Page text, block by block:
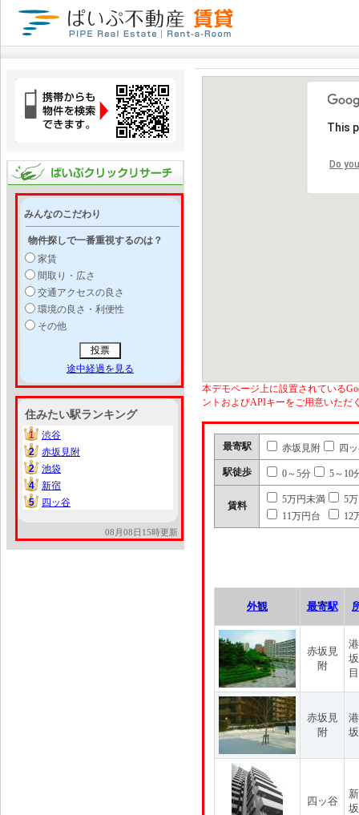
みんなのこだわり
物件探しで一番重視するのは？
家賃
間取り・広さ
交通アクセスの良さ
環境の良さ・利便性
その他
途中経過を見る
住みたい駅ランキング
1
1
渋谷
2
2
赤坂見附
2
2
池袋
4
4
新宿
5
5 四ッ谷
08月08日15時更新
This
Do
本デモページ上に設置されている
ントおよびAPIキーをご用意いただ
最寄駅 赤坂見附 四
駅徒歩 0～5分 5～10
賃料
5万円未満
5
11万円台
12
外観 最寄駅
赤坂見
附
目
赤坂見
附
四ッ谷